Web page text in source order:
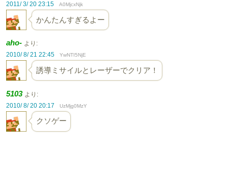
2011/ 3/ 20 23:15
A0MjcxNjk
かんたんすぎるよー
aho- より:
2010/ 8/ 21 22:45
YwNTI5NjE
誘導ミサイルとレーザーでクリア！
5103 より:
2010/ 8/ 20 20:17
UzMjg0MzY
クソゲー